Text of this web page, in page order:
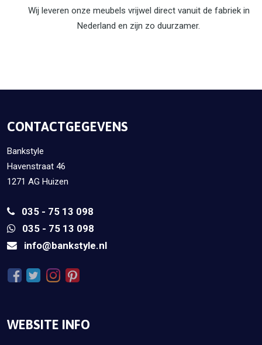
Wij leveren onze meubels vrijwel direct vanuit de fabriek in
Nederland en zijn zo duurzamer.
CONTACTGEGEVENS
Bankstyle
Havenstraat 46
1271 AG Huizen
035 - 75 13 098
035 - 75 13 098
info@bankstyle.nl
WEBSITE INFO